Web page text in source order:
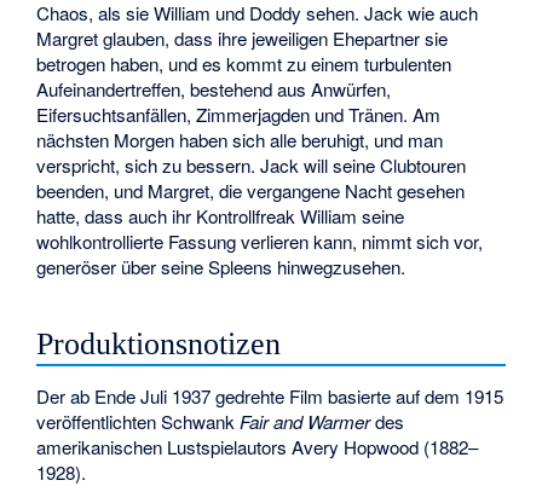
Chaos, als sie William und Doddy sehen. Jack wie auch
Margret glauben, dass ihre jeweiligen Ehepartner sie
betrogen haben, und es kommt zu einem turbulenten
Aufeinandertreffen, bestehend aus Anwürfen,
Eifersuchtsanfällen, Zimmerjagden und Tränen. Am
nächsten Morgen haben sich alle beruhigt, und man
verspricht, sich zu bessern. Jack will seine Clubtouren
beenden, und Margret, die vergangene Nacht gesehen
hatte, dass auch ihr Kontrollfreak William seine
wohlkontrollierte Fassung verlieren kann, nimmt sich vor,
generöser über seine Spleens hinwegzusehen.
Produktionsnotizen
Der ab Ende Juli 1937 gedrehte Film basierte auf dem 1915
veröffentlichten Schwank Fair and Warmerdes
amerikanischen LustspielautorsAvery Hopwood (1882–
1928).